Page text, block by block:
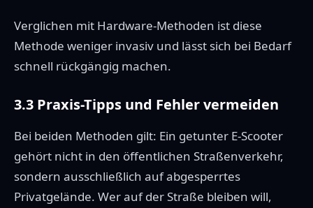
Verglichen mit Hardware-Methoden ist diese
Methode weniger invasiv und lässt sich bei Bedarf
schnell rückgängig machen.
3.3 Praxis-Tipps und Fehler vermeiden
Bei beiden Methoden gilt: Ein getunter E-Scooter
gehört nicht in den öffentlichen Straßenverkehr,
sondern ausschließlich auf abgesperrtes
Privatgelände. Wer auf der Straße bleiben will,